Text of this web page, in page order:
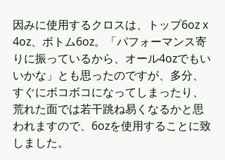
因みに使用するクロスは、トップ6oz x
4oz、ボトム6oz。「パフォーマンス寄
りに振っているから、オール4ozでもい
いかな」とも思ったのですが、多分、
すぐにボコボコになってしまったり、
荒れた面では若干跳ね易くなるかと思
われますので、6ozを使用することに致
しました。